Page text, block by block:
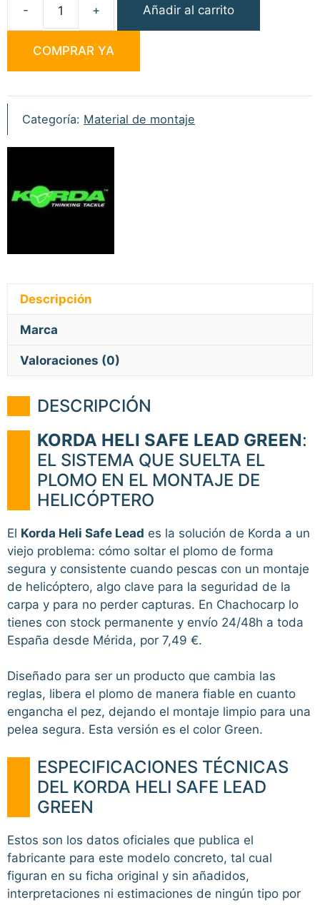
Korda
Safe
Lead
Añadir al carrito
COMPRAR YA
Categoría: Material de montaje
Descripción
Marca
Valoraciones (0)
DESCRIPCIÓN
KORDA HELI SAFE LEAD GREEN:
EL SISTEMA QUE SUELTA EL
PLOMO EN EL MONTAJE DE
HELICÓPTERO
El Korda Heli Safe Lead es la solución de Korda a un
viejo problema: cómo soltar el plomo de forma
segura y consistente cuando pescas con un montaje
de helicóptero, algo clave para la seguridad de la
carpa y para no perder capturas. En Chachocarp lo
tienes con stock permanente y envío 24/48h a toda
España desde Mérida, por 7,49 €.
Diseñado para ser un producto que cambia las
reglas, libera el plomo de manera fiable en cuanto
engancha el pez, dejando el montaje limpio para una
pelea segura. Esta versión es el color Green.
ESPECIFICACIONES TÉCNICAS
DEL KORDA HELI SAFE LEAD
GREEN
Estos son los datos oficiales que publica el
fabricante para este modelo concreto, tal cual
figuran en su ficha original y sin añadidos,
interpretaciones ni estimaciones de ningún tipo por